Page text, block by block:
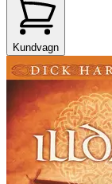
Kundvagn